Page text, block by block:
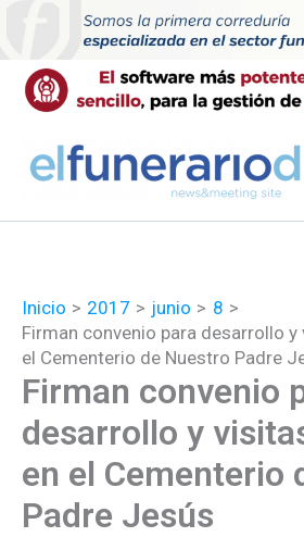
contenido
Inicio 2017 junio
8
Firman convenio para desarrollo
el Cementerio de Nuestro Padre
Firman convenio
desarrollo y
en el Cementerio
Padre Jesús